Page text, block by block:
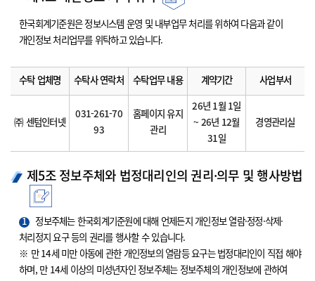
한국회계기준원은 정보시스템 운영 및 내부업무 처리를 위하여 다음과 같이
개인정보 처리업무를 위탁하고 있습니다.
수탁 업체명 수탁사 연락처 수탁업무 내용 계약기간 사업부서
㈜ 센텀인터넷
031-261-70
93
홈페이지 유지
관리
26년 1월 1일
~ 26년 12월
31일
경영관리실
제5조 정보주체와 법정대리인의 권리·의무 및 행사방법
1
정보주체는 한국회계기준원에 대해 언제든지 개인정보 열람·정정·삭제·
처리정지 요구 등의 권리를 행사할 수 있습니다.
※ 만 14세 미만 아동에 관한 개인정보의 열람등 요구는 법정대리인이 직접 해야
하며, 만 14세 이상의 미성년자인 정보주체는 정보주체의 개인정보에 관하여